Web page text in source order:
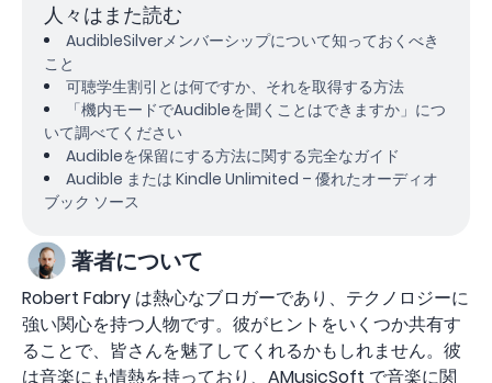
人々はまた読む
AudibleSilverメンバーシップについて知っておくべき
こと
可聴学生割引とは何ですか、それを取得する方法
「機内モードでAudibleを聞くことはできますか」につ
いて調べてください
Audibleを保留にする方法に関する完全なガイド
Audible または Kindle Unlimited – 優れたオーディオ
ブック ソース
著者について
Robert Fabry は熱心なブロガーであり、テクノロジーに
強い関心を持つ人物です。彼がヒントをいくつか共有す
ることで、皆さんを魅了してくれるかもしれません。彼
は音楽にも情熱を持っており、AMusicSoft で音楽に関